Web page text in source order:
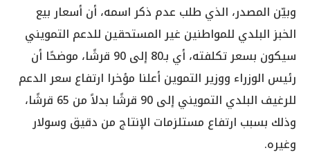
وبيّن المصدر، الذي طلب عدم ذكر اسمه، أن أسعار بيع
الخبز البلدي للمواطنين غير المستحقين للدعم التمويني
سيكون بسعر تكلفته، أي بـ80 إلى 90 قرشًا، موضحًا أن
رئيس الوزراء ووزير التموين أعلنا مؤخرا ارتفاع سعر الدعم
للرغيف البلدي التمويني إلى 90 قرشًا بدلاً من 65 قرشًا،
وذلك بسبب ارتفاع مستلزمات الإنتاج من دقيق وسولار
وغيره.